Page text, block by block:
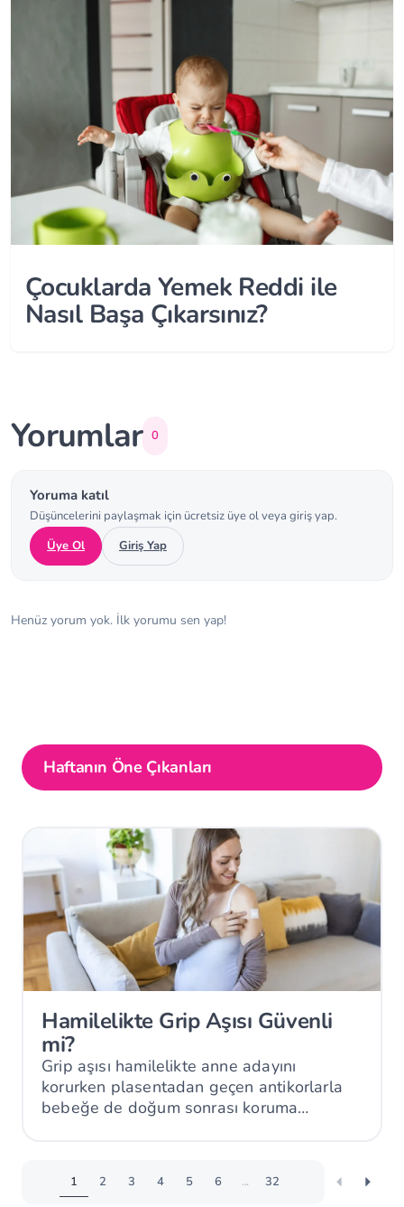
Çocuklarda Yemek Reddi ile
Nasıl Başa Çıkarsınız?
Yorumlar 0
Yoruma katıl
Düşüncelerini paylaşmak için ücretsiz üye ol veya giriş yap.
Üye Ol
Giriş Yap
Henüz yorum yok. İlk yorumu sen yap!
Haftanın Öne Çıkanları
Hamilelikte Grip Aşısı Güvenli
mi?
Grip aşısı hamilelikte anne adayını
korurken plasentadan geçen antikorlarla
bebeğe de doğum sonrası koruma
1 2 3 4 5 6 ... 32